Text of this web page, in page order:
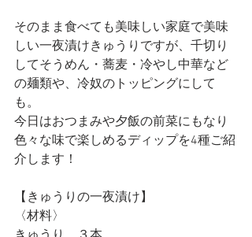
そのまま食べても美味しい家庭で美味
しい一夜漬けきゅうりですが、千切り
してそうめん・蕎麦・冷やし中華など
の麺類や、冷奴のトッピングにして
も。
今日はおつまみや夕飯の前菜にもなり
色々な味で楽しめるディップを4種ご紹
介します！
【きゅうりの一夜漬け】
〈材料〉